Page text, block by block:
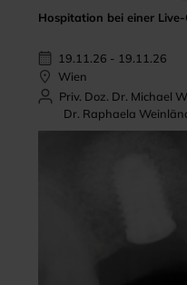
Hospitation bei einer
19.11.26 - 19.11.26
Wien
Priv. Doz. Dr. Michael
Dr. Raphaela